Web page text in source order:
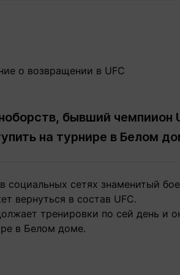
Контакты редакции Вакансии
(700) 3 888 188
бывший
на турнире в Белом
социальных сетях знаменитый
вернуться в состав UFC.
тренировки по сей день и
в Белом доме.